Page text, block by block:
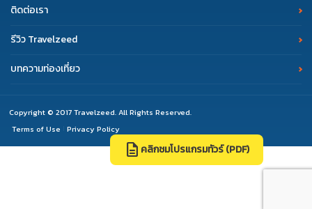
description คลิกชมโปรแกรมทัวร์ (PDF)
ติดต่อเรา
รีวิว Travelzeed
บทความท่องเที่ยว
Copyright © 2017 Travelzeed. All Rights Reserved.
Terms of Use
Privacy Policy